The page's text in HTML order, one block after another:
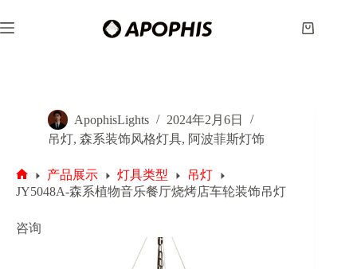
至
购
ApophisLights
2024年2月6日
吊灯, 森系装饰风格灯具, 阿波菲斯灯饰
首
产品展示 灯具类型
吊灯
JY5048A-森系植物音乐餐厅烧烤店车轮装饰吊灯
咨询